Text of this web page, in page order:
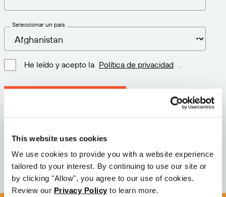
This website uses cookies
We use cookies to provide you with a website experience
tailored to your interest. By continuing to use our site or
by clicking "Allow", you agree to our use of cookies.
Review our Privacy Policy to learn more.
Seleccionar un país
He leído y acepto la Política de privacidad
Tamaño: 111.1 M
Fecha: 2026-05-05